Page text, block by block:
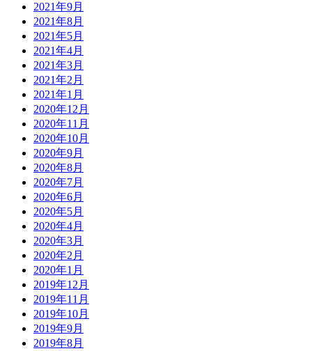
2021年9月
2021年8月
2021年5月
2021年4月
2021年3月
2021年2月
2021年1月
2020年12月
2020年11月
2020年10月
2020年9月
2020年8月
2020年7月
2020年6月
2020年5月
2020年4月
2020年3月
2020年2月
2020年1月
2019年12月
2019年11月
2019年10月
2019年9月
2019年8月